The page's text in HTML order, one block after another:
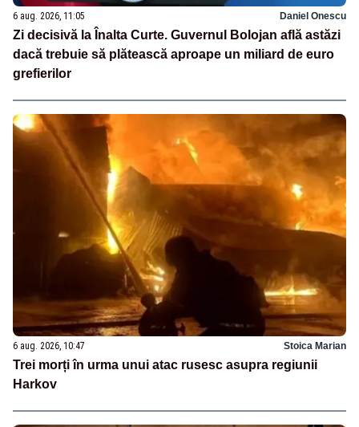
6 aug. 2026, 11:05 Daniel Onescu
Zi decisivă la Înalta Curte. Guvernul Bolojan află astăzi
dacă trebuie să plătească aproape un miliard de euro
grefierilor
6 aug. 2026, 10:47 Stoica Marian
Trei morți în urma unui atac rusesc asupra regiunii
Harkov